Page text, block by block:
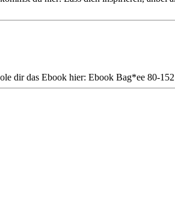
dir das Ebook hier: Ebook Bag*ee 80-152